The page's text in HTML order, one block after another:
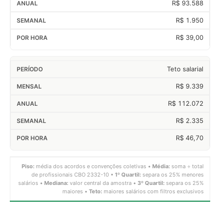
R$ 93.588
R$ 1.950
R$ 39,00
Teto salarial
R$ 9.339
R$ 112.072
R$ 2.335
R$ 46,70
Piso: média dos acordos e convenções coletivas • Média: soma ÷ total
de profissionais CBO 2332-10 • 1º Quartil: separa os 25% menores
salários • Mediana: valor central da amostra • 3º Quartil: separa os 25%
maiores • Teto: maiores salários com filtros exclusivos